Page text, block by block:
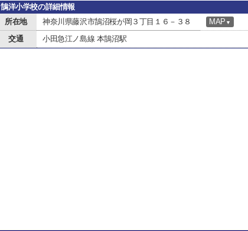
鵠洋小学校の詳細情報
所在地
神奈川県藤沢市鵠沼桜が岡３丁目１６－３８ MAP ▼
交通 小田急江ノ島線 本鵠沼駅